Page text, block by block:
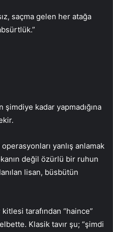
saçma gelen her atağa
kadar yapmadığına
operasyonları yanlış anlamak
değil özürlü bir ruhun
lisan, büsbütün
kitlesi tarafından “haince”
Klasik tavır şu; “şimdi